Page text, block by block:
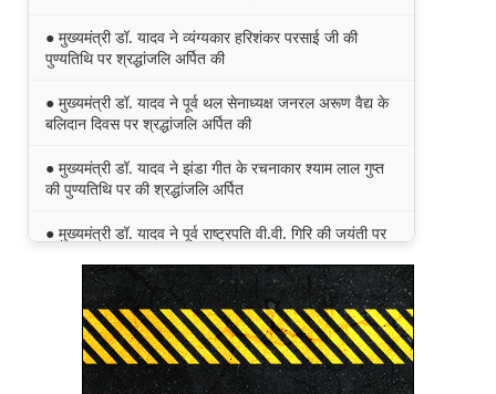
● मुख्यमंत्री डॉ. यादव ने व्यंग्यकार हरिशंकर परसाई जी की
पुण्यतिथि पर श्रद्धांजलि अर्पित की
● मुख्यमंत्री डॉ. यादव ने पूर्व थल सेनाध्यक्ष जनरल अरूण वैद्य के
बलिदान दिवस पर श्रद्धांजलि अर्पित की
● मुख्यमंत्री डॉ. यादव ने झंडा गीत के रचनाकार श्याम लाल गुप्त
की पुण्यतिथि पर की श्रद्धांजलि अर्पित
● मुख्यमंत्री डॉ. यादव ने पूर्व राष्ट्रपति वी.वी. गिरि की जयंती पर